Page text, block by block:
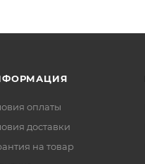
оплаты
доставки
на товар